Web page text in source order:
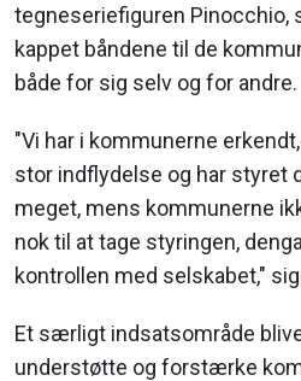
tegneseriefiguren Pinocchio,
kappet båndene til de
både for sig selv og for andre.
"Vi har i kommunerne
stor indflydelse og har styret
meget, mens kommunerne
nok til at tage styringen,
kontrollen med selskabet,"
Et særligt indsatsområde
understøtte og forstærke